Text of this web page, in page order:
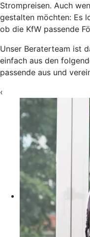
Strompreisen. Auch
gestalten möchten: Es
ob die KfW passende
Unser Beraterteam ist
einfach aus den
passende aus und
‹